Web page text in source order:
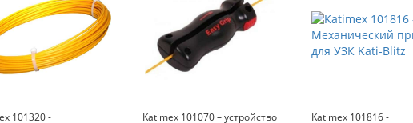
101320 -
Katimex 101070 – устройство
Katimex 101816 -